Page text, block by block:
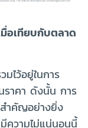
อเทียบกับตลาด
มไว้อยู่ในการ
ราคา ดังนั้น การ
สำคัญอย่างยิ่ง
ความไม่แน่นอนนี้